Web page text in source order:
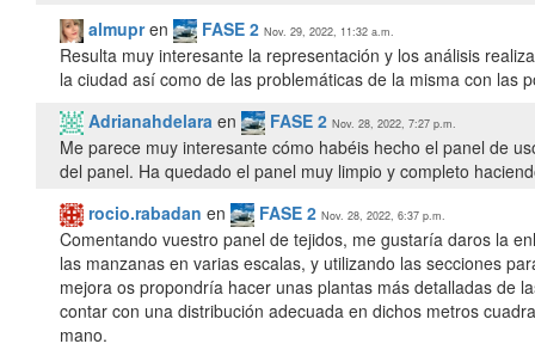
almupren FASE 2 Nov. 29, 2022, 11:32 a.m.
Resulta muy interesante la representación y los análisis
la ciudad así como de las problemáticas de la misma con las
Adrianahdelara en FASE 2 Nov. 28, 2022, 7:27 p.m.
Me parece muy interesante cómo habéis hecho el panel de
del panel. Ha quedado el panel muy limpio y completo
rocio.rabadan en FASE 2 Nov. 28, 2022, 6:37 p.m.
Comentando vuestro panel de tejidos, me gustaría daros la
las manzanas en varias escalas, y utilizando las secciones
mejora os propondría hacer unas plantas más detalladas de
contar con una distribución adecuada en dichos metros
mano.